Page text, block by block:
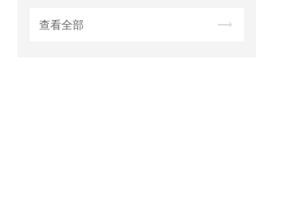
查看全部